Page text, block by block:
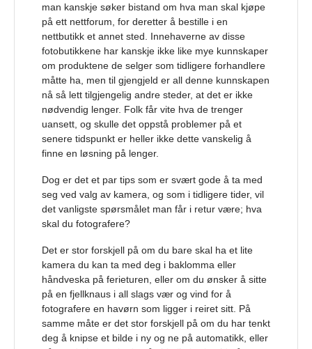
man kanskje søker bistand om hva man skal kjøpe
på ett nettforum, for deretter å bestille i en
nettbutikk et annet sted. Innehaverne av disse
fotobutikkene har kanskje ikke like mye kunnskaper
om produktene de selger som tidligere forhandlere
måtte ha, men til gjengjeld er all denne kunnskapen
nå så lett tilgjengelig andre steder, at det er ikke
nødvendig lenger. Folk får vite hva de trenger
uansett, og skulle det oppstå problemer på et
senere tidspunkt er heller ikke dette vanskelig å
finne en løsning på lenger.
Dog er det et par tips som er svært gode å ta med
seg ved valg av kamera, og som i tidligere tider, vil
det vanligste spørsmålet man får i retur være; hva
skal du fotografere?
Det er stor forskjell på om du bare skal ha et lite
kamera du kan ta med deg i baklomma eller
håndveska på ferieturen, eller om du ønsker å sitte
på en fjellknaus i all slags vær og vind for å
fotografere en havørn som ligger i reiret sitt. På
samme måte er det stor forskjell på om du har tenkt
deg å knipse et bilde i ny og ne på automatikk, eller